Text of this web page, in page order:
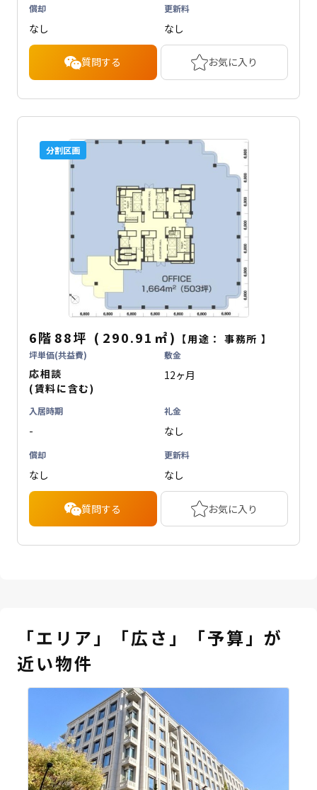
償却
なし
更新料
なし
質問する お気に入り
分割区画
6階 88坪 ( 290.91 ㎡) 【用途： 事務所 】
坪単価(共益費)
応相談
(賃料に含む)
敷金
12ヶ月
入居時期
-
礼金
なし
償却
なし
更新料
なし
質問する お気に入り
「エリア」「広さ」「予算」が
近い物件